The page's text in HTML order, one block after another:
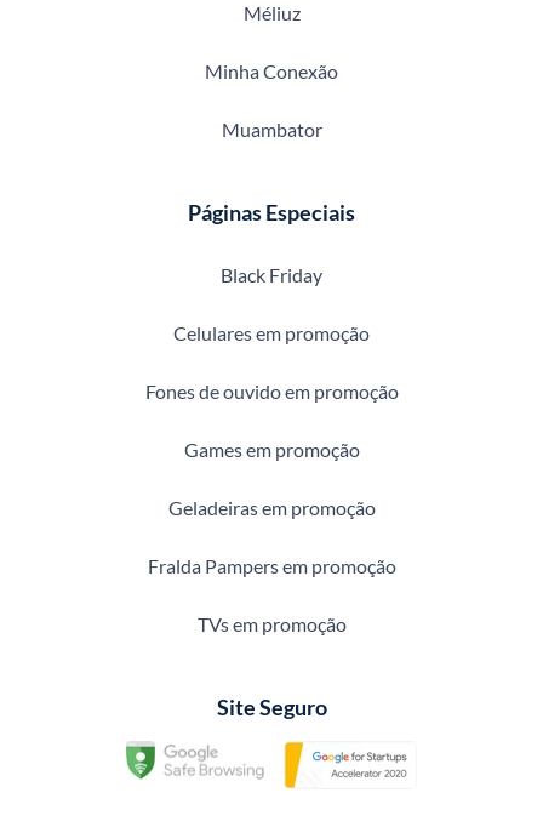
Méliuz
Minha Conexão
Muambator
Páginas Especiais
Black Friday
Celulares em promoção
Fones de ouvido em promoção
Games em promoção
Geladeiras em promoção
Fralda Pampers em promoção
TVs em promoção
Site Seguro